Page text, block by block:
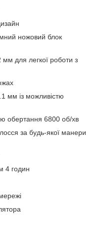
ножовий блок
мм для легкої роботи з
мм із можливістю
обертання 6800 об/хв
за будь-якої манери
4 годин